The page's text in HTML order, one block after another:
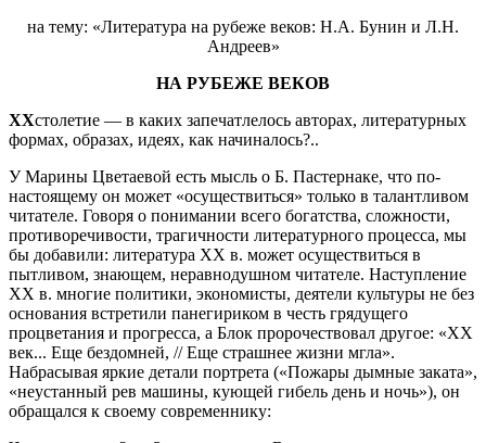
на тему: «Литература на рубеже веков: Н.А. Бунин и Л.Н.
Андреев»
НА РУБЕЖЕ ВЕКОВ
XXстолетие — в каких запечатлелось авторах, литературных
формах, образах, идеях, как начиналось?..
У Марины Цветаевой есть мысль о Б. Пастернаке, что по-
настоящему он может «осуществиться» только в талантливом
читателе. Говоря о понимании всего богатства, сложности,
противоречивости, трагичности литературного процесса, мы
бы добавили: литература XX в. может осуществиться в
пытливом, знающем, неравнодушном читателе. Наступление
XX в. многие политики, экономисты, деятели культуры не без
основания встретили панегириком в честь грядущего
процветания и прогресса, а Блок пророчествовал другое: «XX
век... Еще бездомней, // Еще страшнее жизни мгла».
Набрасывая яркие детали портрета («Пожары дымные заката»,
«неустанный рев машины, кующей гибель день и ночь»), он
обращался к своему современнику: